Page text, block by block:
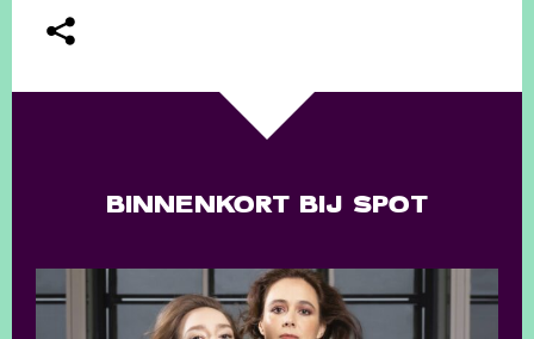
BINNENKORT BIJ SPOT